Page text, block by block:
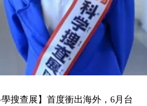
學搜查展】首度衝出海外，6月台